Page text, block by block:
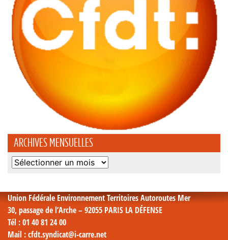
ARCHIVES MENSUELLES
Archives
Union Fédérale Environnement Territoires Autoroutes Mer
30, passage de l’Arche – 92055 PARIS LA DÉFENSE
Tél : 01 40 81 24 00
Mail : cfdt.syndicat@i-carre.net